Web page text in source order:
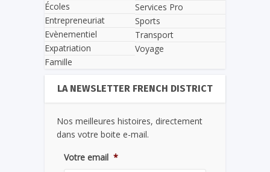
Écoles
Entrepreneuriat
Evènementiel
Expatriation
Famille
Services Pro
Sports
Transport
Voyage
LA NEWSLETTER FRENCH DISTRICT
Nos meilleures histoires, directement
dans votre boite e-mail.
Votre email *